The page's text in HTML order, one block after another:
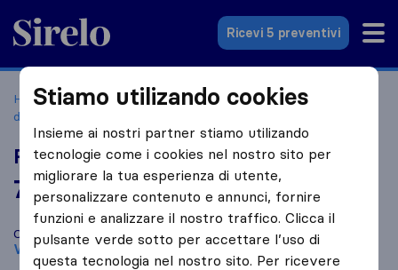
Sirelo.it
Ricevi 5 preventivi
Home Le 10 migliori aziende di traslochi in Italia
di Giugliano
Rony Traslochi
7,6 basato su 1
recensioni di Sirelo e Google
i
Confronta Rony Traslochi con altre aziende di traslochi
Varcaturo di Giugliano
Stiamo utilizando cookies
Insieme ai nostri partner stiamo utilizando
tecnologie come i cookies nel nostro sito per
migliorare la tua esperienza di utente,
personalizzare contenuto e annunci, fornire
funzioni e analizzare il nostro traffico. Clicca il
pulsante verde sotto per accettare l’uso di
questa tecnologia nel nostro sito. Per ricevere